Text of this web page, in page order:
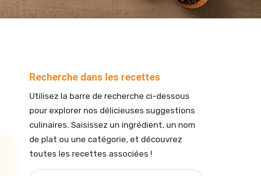
Recherche dans les recettes
Utilisez la barre de recherche ci-dessous
pour explorer nos délicieuses suggestions
culinaires. Saisissez un ingrédient, un nom
de plat ou une catégorie, et découvrez
toutes les recettes associées !